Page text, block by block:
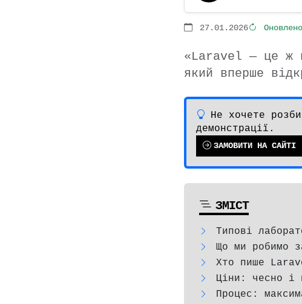
27.01.2026
«Laravel — це ж
який вперше
Не хочете
демонстрації.
ЗАМОВИТИ НА САЙТІ
ЗМІСТ
Типові
Що ми робимо
Хто пише
Ціни: чесно і
Процес: